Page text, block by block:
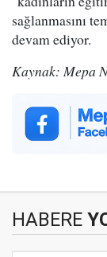
sağlanmasını
devam ediyor.
Kaynak: Mepa
HABERE